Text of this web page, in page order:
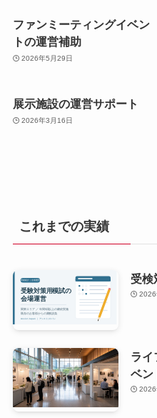
ファンミーティングイベン
トの運営補助
2026年5月29日
展示施設の運営サポート
2026年3月16日
これまでの実績
受検
2026
ライ
ベン
2026